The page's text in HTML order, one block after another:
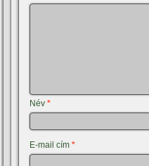
Név*
E-mail cím*